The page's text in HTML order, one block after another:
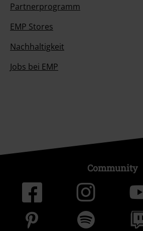
Partnerprogramm
EMP Stores
Nachhaltigkeit
Jobs bei EMP
Community